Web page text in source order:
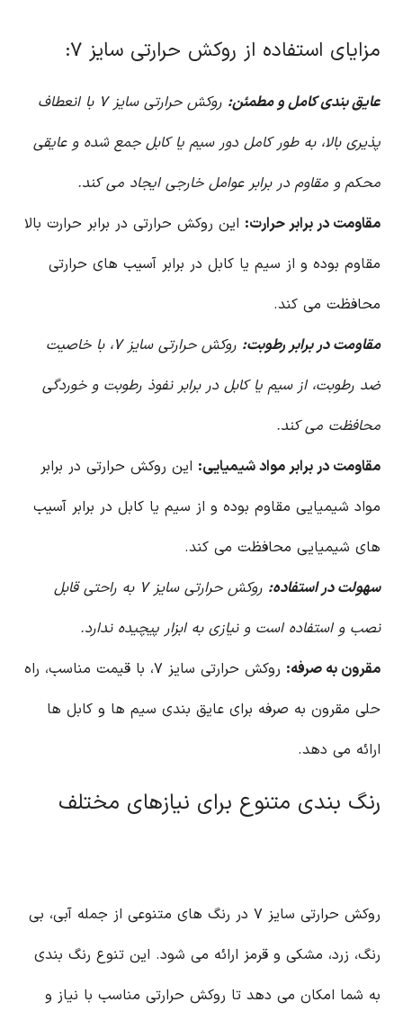
مزایای استفاده از روکش حرارتی سایز ۷:
عایق بندی کامل و مطمئن:
روکش حرارتی سایز ۷ با انعطاف
پذیری بالا، به طور کامل دور سیم یا کابل جمع شده و عایقی
محکم و مقاوم در برابر عوامل خارجی ایجاد می کند.
مقاومت در برابر حرارت: این روکش حرارتی در برابر حرارت بالا
مقاوم بوده و از سیم یا کابل در برابر آسیب های حرارتی
محافظت می کند.
مقاومت در برابر رطوبت:
روکش حرارتی سایز ۷، با خاصیت
ضد رطوبت، از سیم یا کابل در برابر نفوذ رطوبت و خوردگی
محافظت می کند.
مقاومت در برابر مواد شیمیایی: این روکش حرارتی در برابر
مواد شیمیایی مقاوم بوده و از سیم یا کابل در برابر آسیب
های شیمیایی محافظت می کند.
سهولت در استفاده:
روکش حرارتی سایز ۷ به راحتی قابل
نصب و استفاده است و نیازی به ابزار پیچیده ندارد.
مقرون به صرفه:
روکش حرارتی سایز ۷، با قیمت مناسب، راه
حلی مقرون به صرفه برای عایق بندی سیم ها و کابل ها
ارائه می دهد.
رنگ بندی متنوع برای نیازهای مختلف
روکش حرارتی سایز ۷ در رنگ های متنوعی از جمله آبی، بی
رنگ، زرد، مشکی و قرمز ارائه می شود. این تنوع رنگ بندی
به شما امکان می دهد تا روکش حرارتی مناسب با نیاز و